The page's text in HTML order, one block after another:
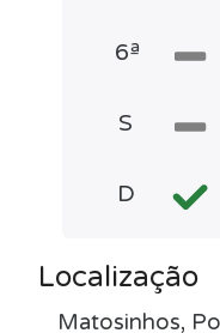
6ª
S
D
Localização
Matosinhos,